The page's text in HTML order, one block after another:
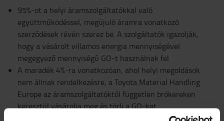
95%-ot a helyi áramszolgáltatókkal való
együttműködéssel, megújuló áramra vonatkozó
szerződések révén szerez be. A szolgáltatók igazolják,
hogy a vásárolt villamos energia mennyiségével
megegyező mennyiségű GO-t használnak fel.
A maradék 4%-ra vonatkozóan, ahol helyi megoldások
nem állnak rendelkezésre, a Toyota Material Handling
Europe az áramszolgáltatóktól független brókereken
keresztül vásárolja meg és törli a GO-kat.
A maradék 1%-ot különböző európai létesítményekben